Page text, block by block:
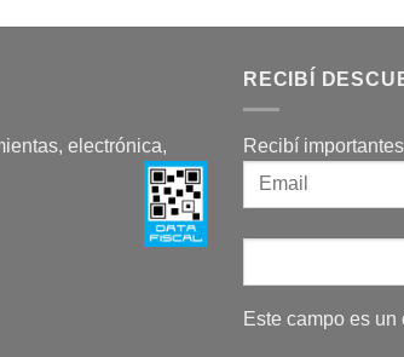
electrónica,
RECIBÍ
Recibí
Este campo es